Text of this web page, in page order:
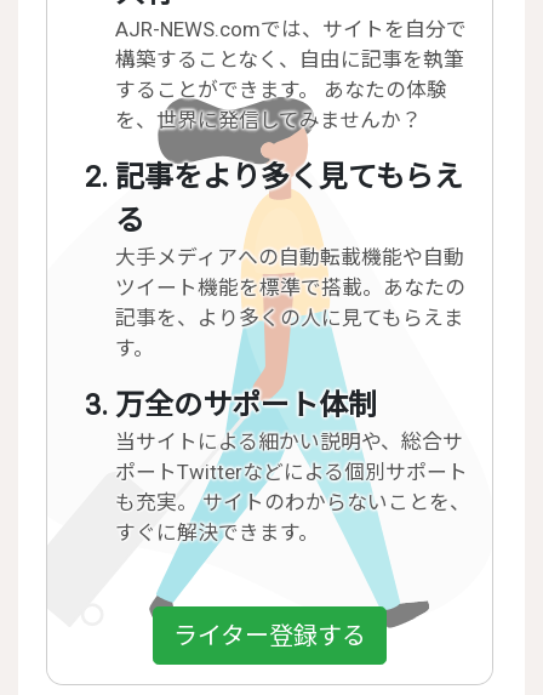
AJR-NEWS.comでは、サイトを自分で
構築することなく、自由に記事を執筆
することができます。 あなたの体験
を、世界に発信してみませんか？
記事をより多く見てもらえ
る
大手メディアへの自動転載機能や自動
ツイート機能を標準で搭載。あなたの
記事を、より多くの人に見てもらえま
す。
万全のサポート体制
当サイトによる細かい説明や、総合サ
ポートTwitterなどによる個別サポート
も充実。 サイトのわからないことを、
すぐに解決できます。
ライター登録する